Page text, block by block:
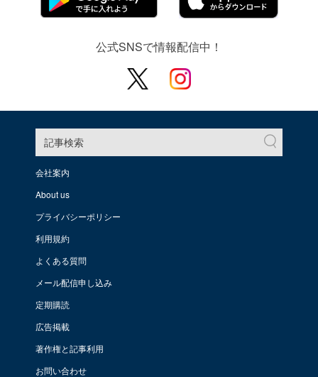
公式SNSで情報配信中！
記事検索
会社案内
About us
プライバシーポリシー
利用規約
よくある質問
メール配信申し込み
定期購読
広告掲載
著作権と記事利用
お問い合わせ